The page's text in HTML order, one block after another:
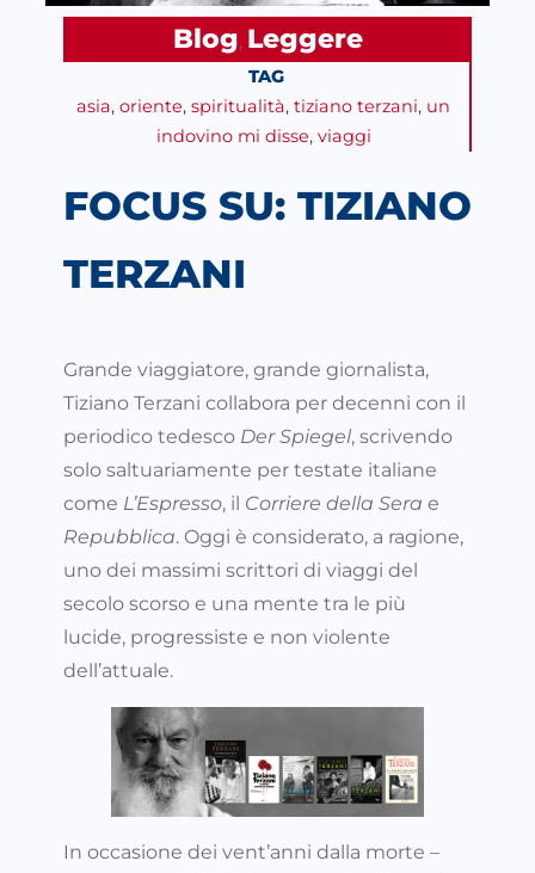
Blog, Leggere
TAG
asia, oriente, spiritualità, tiziano terzani, un
indovino mi disse, viaggi
FOCUS SU: TIZIANO
TERZANI
Grande viaggiatore, grande giornalista,
Tiziano Terzani collabora per decenni con il
periodico tedesco Der Spiegel, scrivendo
solo saltuariamente per testate italiane
come L’Espresso, il Corriere della Sera e
Repubblica. Oggi è considerato, a ragione,
uno dei massimi scrittori di viaggi del
secolo scorso e una mente tra le più
lucide, progressiste e non violente
dell’attuale.
In occasione dei vent’anni dalla morte –